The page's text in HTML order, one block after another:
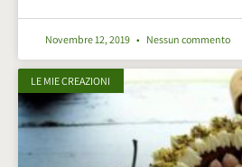
Novembre 12, 2019 Nessun commento
LE MIE CREAZIONI